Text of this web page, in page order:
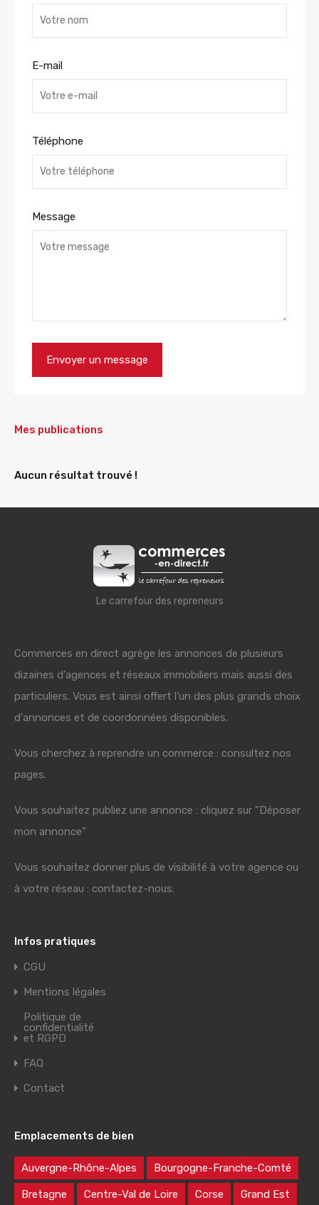
E-mail
Téléphone
Message
Mes publications
Aucun résultat trouvé !
Le carrefour des repreneurs
Commerces en direct agrège les annonces de plusieurs
dizaines d'agences et réseaux immobiliers mais aussi des
particuliers. Vous est ainsi offert l'un des plus grands choix
d'annonces et de coordonnées disponibles.
Vous cherchez à reprendre un commerce : consultez nos
pages.
Vous souhaitez publiez une annonce : cliquez sur "Déposer
mon annonce"
Vous souhaitez donner plus de visibilité à votre agence ou
à votre réseau : contactez-nous.
Infos pratiques
CGU
Mentions légales
Politique de
confidentialité
et RGPD
FAQ
Contact
Emplacements de bien
Auvergne-Rhône-Alpes Bourgogne-Franche-Comté
Bretagne Centre-Val de Loire Corse Grand Est